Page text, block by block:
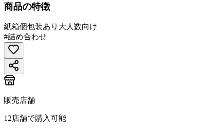
商品の特徴
紙箱個包装あり 大人数向け
#詰め合わせ
販売店舗
12店舗で購入可能